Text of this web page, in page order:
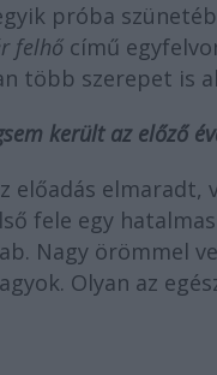
próba
felhő című
több szerepet is
került az előző
előadás elmaradt,
fele egy
Nagy örömmel
Olyan az